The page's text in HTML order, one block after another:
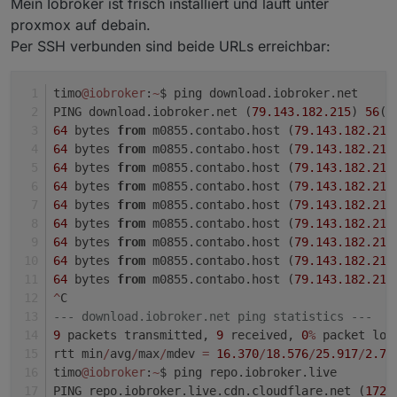
Mein Iobroker ist frisch installiert und läuft unter
proxmox auf debain.
Per SSH verbunden sind beide URLs erreichbar:
timo@iobroker:~$ ping download.iobroker.net
PING download.iobroker.net (79.143.182.215) 56(
64 bytes from m0855.contabo.host (79.143.182.215
64 bytes from m0855.contabo.host (79.143.182.215
64 bytes from m0855.contabo.host (79.143.182.215
64 bytes from m0855.contabo.host (79.143.182.215
64 bytes from m0855.contabo.host (79.143.182.215
64 bytes from m0855.contabo.host (79.143.182.215
64 bytes from m0855.contabo.host (79.143.182.215
64 bytes from m0855.contabo.host (79.143.182.215
64 bytes from m0855.contabo.host (79.143.182.215
^C
--- download.iobroker.net ping statistics ---
9 packets transmitted, 9 received, 0% packet
rtt min/avg/max/mdev = 16.370/18.576/25.917/
timo@iobroker:~$ ping repo.iobroker.live
PING repo.iobroker.live.cdn.cloudflare.net (